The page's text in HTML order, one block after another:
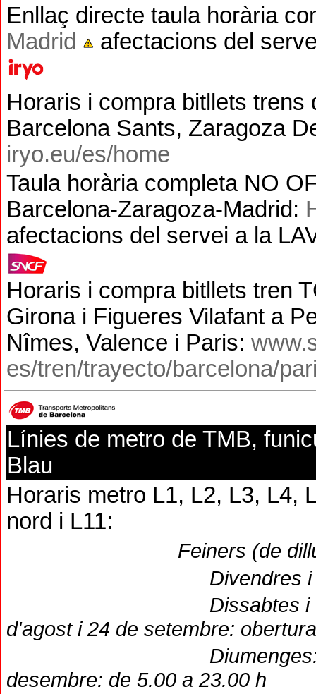
Enllaç directe taula horària
Madrid
afectacions del
Horaris i compra bitllets trens
Barcelona Sants, Zaragoza
iryo.eu/es/home
Taula horària completa NO
Barcelona-Zaragoza-Madrid:
afectacions del servei a la
Horaris i compra bitllets tren
Girona i Figueres Vilafant a
Nîmes, Valence i Paris:
es/tren/trayecto/barcelona/
Línies de metro de TMB,
Blau
Horaris metro L1, L2, L3, L4,
nord i L11:
Feiners (de
Divendres i vigílies
Dissabtes i vigílies de
d'agost i 24 de setembre:
Diumenges: servei
desembre: de 5.00 a 23.00 h